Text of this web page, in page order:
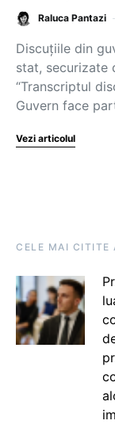
Raluca Pantazi
Discuțiile din
stat, securizate
“Transcriptul
Guvern face
Vezi articolul
CELE MAI CITITE